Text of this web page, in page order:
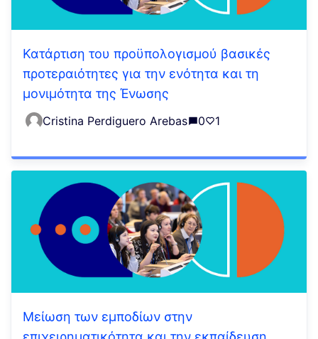
Κατάρτιση του προϋπολογισμού βασικές
προτεραιότητες για την ενότητα και τη
μονιμότητα της Ένωσης
Cristina Perdiguero Arebas 0 1
Μείωση των εμποδίων στην